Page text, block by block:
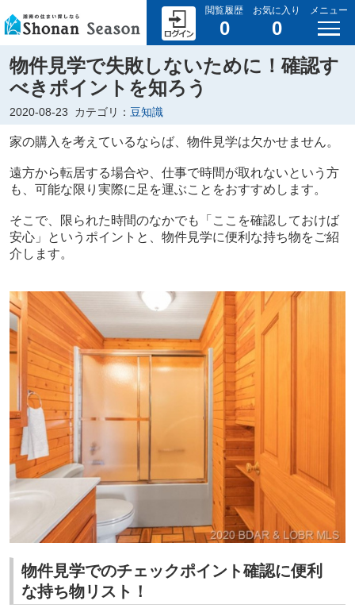
閲覧履歴
0
お気に入り
0
メニュー
物件見学で失敗しないために！確認す
べきポイントを知ろう
2020-08-23 カテゴリ： 豆知識
家の購入を考えているならば、物件見学は欠かせません。
遠方から転居する場合や、仕事で時間が取れないという方
も、可能な限り実際に足を運ぶことをおすすめします。
そこで、限られた時間のなかでも「ここを確認しておけば
安心」というポイントと、物件見学に便利な持ち物をご紹
介します。
物件見学でのチェックポイント確認に便利
な持ち物リスト！